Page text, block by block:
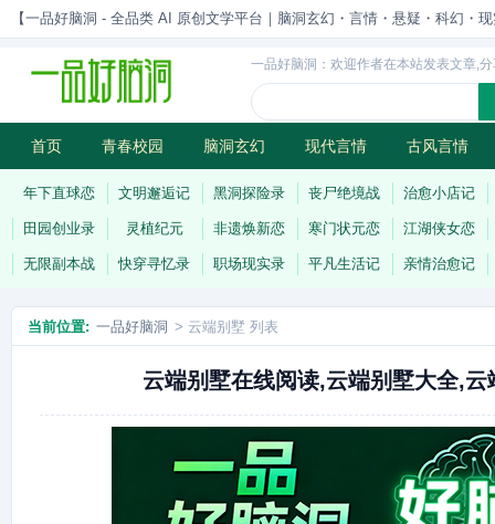
【一品好脑洞 - 全品类 AI 原创文学平台｜脑洞玄幻・言情・悬疑・科幻・
一品好脑洞：欢迎作者在本站发表文章,
首页 青春校园 脑洞玄幻 现代言情 古风言情
历史权谋 武侠江湖 灵异志怪 连载
年下直球恋 文明邂逅记 黑洞探险录 丧尸绝境战 治愈小店记
田园创业录 灵植纪元 非遗焕新恋 寒门状元恋 江湖侠女恋
无限副本战 快穿寻忆录 职场现实录 平凡生活记 亲情治愈记
当前位置: 一品好脑洞 > 云端别墅 列表
云端别墅在线阅读,云端别墅大全,云